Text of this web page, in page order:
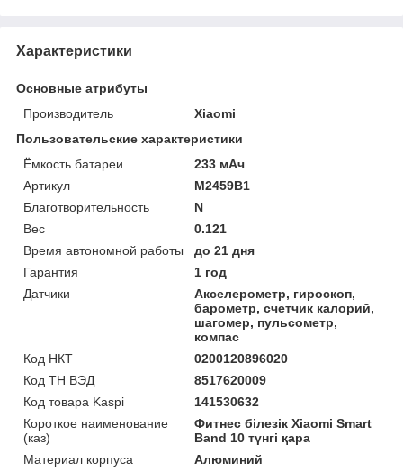
Характеристики
Основные атрибуты
Производитель
Xiaomi
Пользовательские характеристики
Ёмкость батареи
233 мАч
Артикул
M2459B1
Благотворительность
N
Вес
0.121
Время автономной работы
до 21 дня
Гарантия
1 год
Датчики
Акселерометр, гироскоп,
барометр, счетчик калорий,
шагомер, пульсометр,
компас
Код НКТ
0200120896020
Код ТН ВЭД
8517620009
Код товара Kaspi
141530632
Короткое наименование
(каз)
Фитнес білезік Xiaomi Smart
Band 10 түнгі қара
Материал корпуса
Алюминий